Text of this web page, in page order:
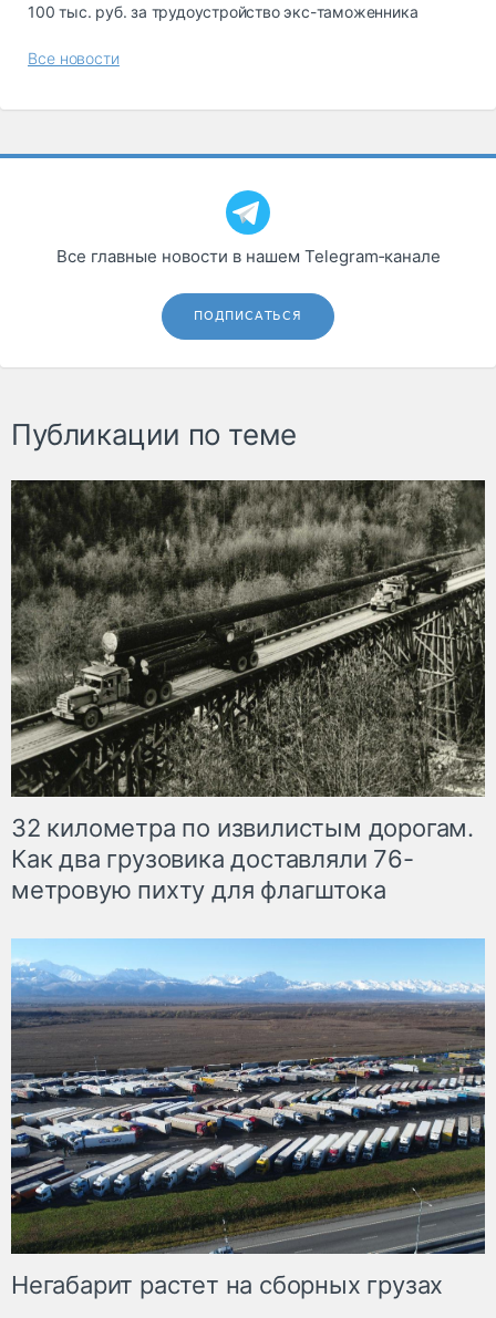
100 тыс. руб. за трудоустройство экс-таможенника
Все новости
Все главные новости в нашем Telegram‑канале
ПОДПИСАТЬСЯ
Публикации по теме
32 километра по извилистым дорогам.
Как два грузовика доставляли 76-
метровую пихту для флагштока
Негабарит растет на сборных грузах